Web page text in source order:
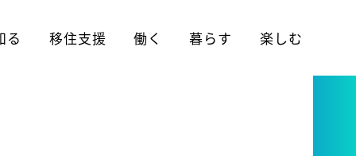
る 移住支援 働く 暮らす 楽しむ